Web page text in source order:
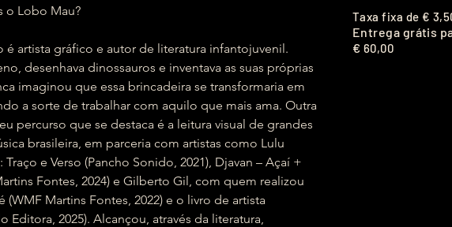
o Lobo Mau?
é artista gráfico e autor de literatura infantojuvenil.
desenhava dinossauros e inventava as suas próprias
imaginou que essa brincadeira se transformaria em
a sorte de trabalhar com aquilo que mais ama. Outra
percurso que se destaca é a leitura visual de grandes
brasileira, em parceria com artistas como Lulu
Traço e Verso (Pancho Sonido, 2021), Djavan – Açaí +
Fontes, 2024) e Gilberto Gil, com quem realizou
(WMF Martins Fontes, 2022) e o livro de artista
Editora, 2025). Alcançou, através da literatura,
Taxa fixa de €
Entrega grátis
€ 60,00